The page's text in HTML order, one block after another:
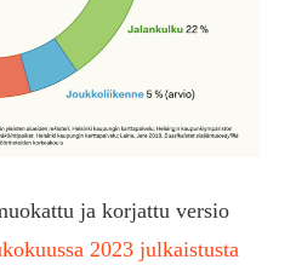
ja korjattu versio
2023 julkaistusta